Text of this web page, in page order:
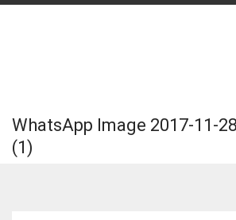
WhatsApp Image 2017-11-
(1)